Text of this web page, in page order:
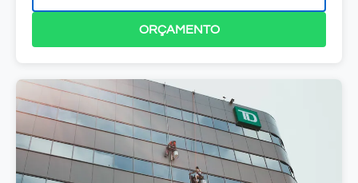
ORÇAMENTO